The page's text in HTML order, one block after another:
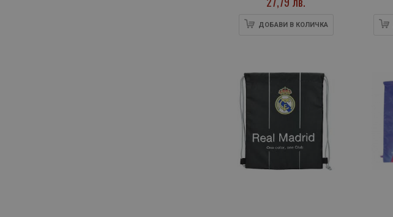
ДОБАВИ В КОЛИЧКА